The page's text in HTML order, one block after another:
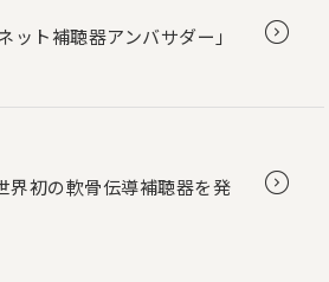
ット補聴器アンバサダー」
初の軟骨伝導補聴器を発